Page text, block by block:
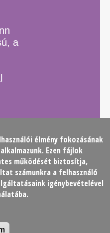
a
Társaság
Kapcsolat
élmény fokozásának
Ezen fájlok
működését biztosítja,
számunkra a felhasználó
igénybevételével